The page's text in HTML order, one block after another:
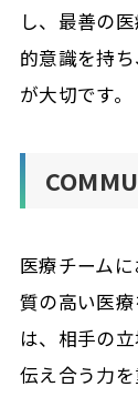
し、最善の
的意識を持
が大切です。
医療チーム
質の高い医
は、相手の
伝え合う力